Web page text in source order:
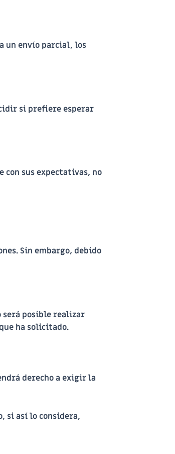
un envío parcial, los
si prefiere esperar
con sus expectativas, no
Sin embargo, debido
será posible realizar
ha solicitado.
derecho a exigir la
si así lo considera,